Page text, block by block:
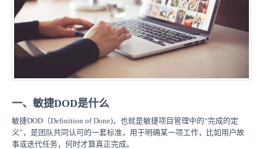
一、敏捷DOD是什么
敏捷DOD（Definition of Done)，也就是敏捷项目管理中的“完成的定
义”，是团队共同认可的一套标准，用于明确某一项工作，比如用户故
事或迭代任务，何时才算真正完成。